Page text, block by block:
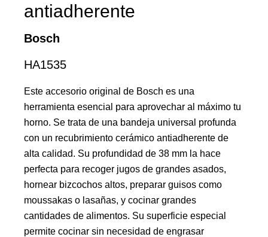
antiadherente
Bosch
HA1535
Este accesorio original de Bosch es una
herramienta esencial para aprovechar al máximo tu
horno. Se trata de una bandeja universal profunda
con un recubrimiento cerámico antiadherente de
alta calidad. Su profundidad de 38 mm la hace
perfecta para recoger jugos de grandes asados,
hornear bizcochos altos, preparar guisos como
moussakas o lasañas, y cocinar grandes
cantidades de alimentos. Su superficie especial
permite cocinar sin necesidad de engrasar